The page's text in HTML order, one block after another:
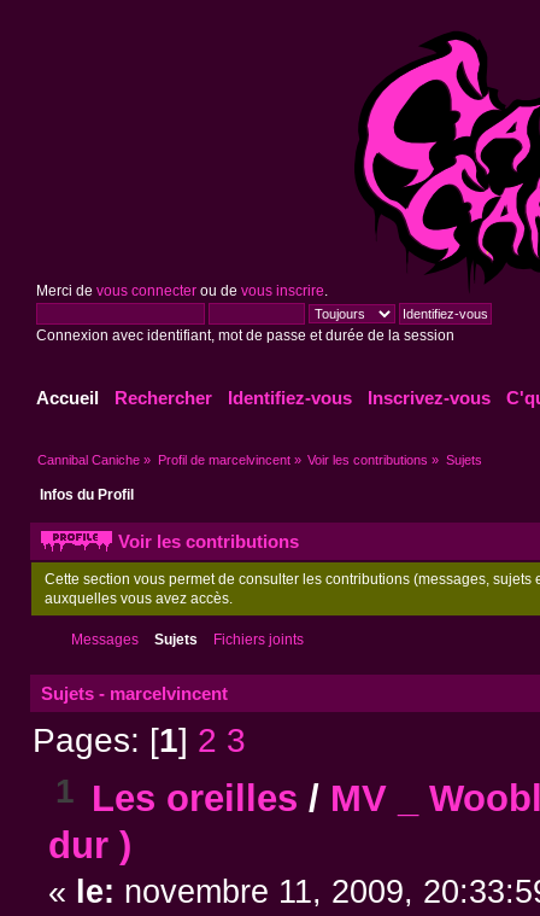
Merci de vous connecterou de vous inscrire
Connexion avec identifiant, mot de passe et durée de la session
Accueil Rechercher Identifiez-vous Inscrivez-vous
Cannibal Caniche » Profil de marcelvincent» Voir les contributions » Sujets
Infos du Profil
Voir les contributions
Cette section vous permet de consulter les contributions (messages,
auxquelles vous avez accès.
Messages Sujets Fichiers joints
Sujets - marcelvincent
Pages: [1] 2 3
1 Les oreilles / MV _
dur )
« le: novembre 11, 2009,